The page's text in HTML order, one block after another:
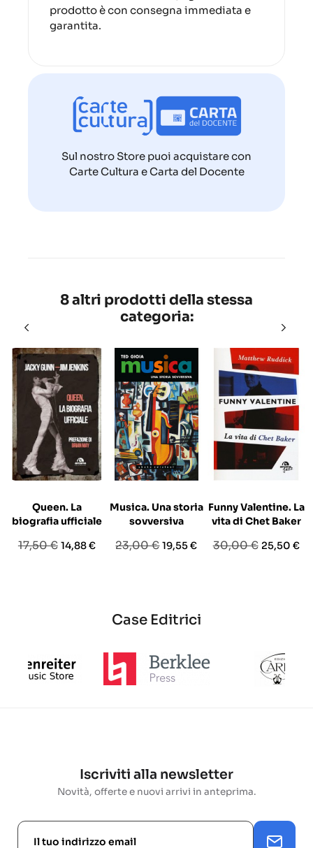
prodotto è con consegna immediata e
garantita.
Sul nostro Store puoi acquistare con
Carte Cultura e Carta del Docente
8 altri prodotti della stessa
categoria:
Queen. La
biografia ufficiale
Prezzo
17,50 € Prezzo
14,88 €
Musica. Una storia
sovversiva
Prezzo
23,00 €Prezzo
19,55 €
Funny Valentine. La
vita di Chet Baker
Prezzo
30,00 € Prezzo
25,50 €
Case Editrici
Iscriviti alla newsletter
Novità, offerte e nuovi arrivi in anteprima.